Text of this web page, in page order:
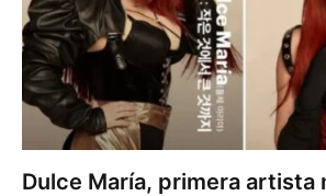
Dulce María, primera artista